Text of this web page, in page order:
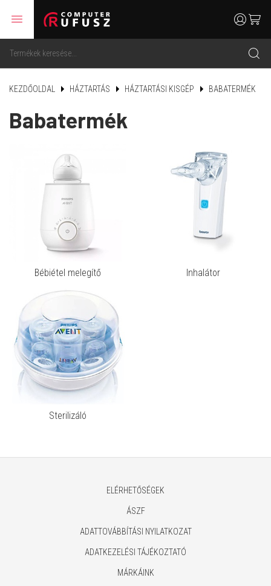
menu
search
usercart
KEZDŐOLDAL HÁZTARTÁS HÁZTARTÁSI KISGÉP BABATERMÉK
Babatermék
Bébiétel melegítő Inhalátor
Sterilizáló
ELÉRHETŐSÉGEK
ÁSZF
ADATTOVÁBBÍTÁSI NYILATKOZAT
ADATKEZELÉSI TÁJÉKOZTATÓ
MÁRKÁINK